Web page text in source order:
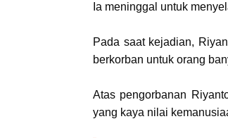
Ia meninggal untuk
Pada saat kejadian,
berkorban untuk orang
Atas pengorbanan
yang kaya nilai